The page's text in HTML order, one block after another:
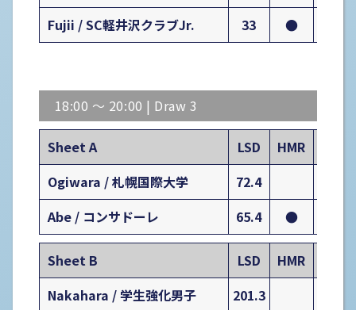
Fujii / SC軽井沢クラブJr.
33 ●
18:00 〜 20:00 | Draw 3
Sheet A LSD HMR
Ogiwara / 札幌国際大学
72.4
Abe / コンサドーレ
65.4 ●
Sheet B LSD HMR
Nakahara / 学生強化男子
201.3